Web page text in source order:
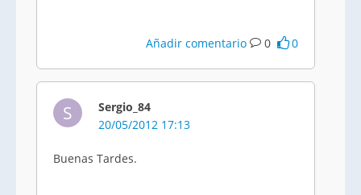
Añadir comentario 0 0
S
Sergio_84
20/05/2012 17:13
Buenas Tardes.